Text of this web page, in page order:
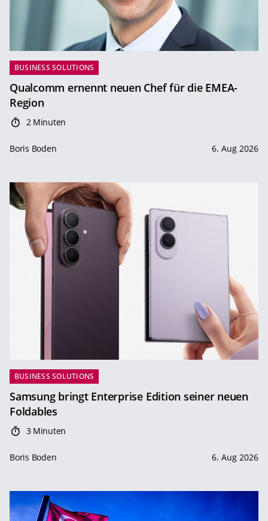
BUSINESS SOLUTIONS
Qualcomm ernennt neuen Chef für die EMEA-
Region
2 Minuten
Boris Boden 6. Aug 2026
BUSINESS SOLUTIONS
Samsung bringt Enterprise Edition seiner neuen
Foldables
3 Minuten
Boris Boden 6. Aug 2026